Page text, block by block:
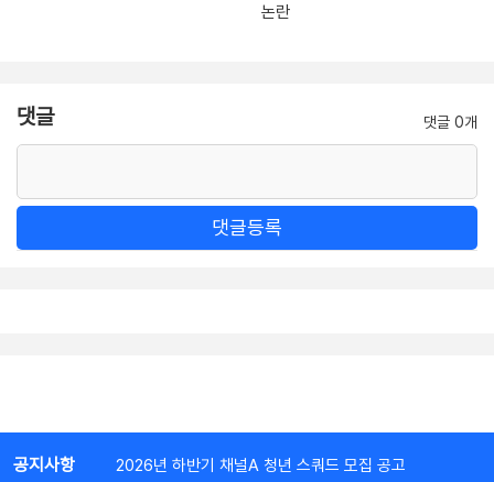
논란
댓글 댓글 0개
댓글등록
공지사항 2026년 하반기 채널A 청년 스쿼드 모집 공고